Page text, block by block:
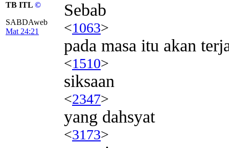
TB ITL ©
SABDAweb
Mat 24:21
Sebab
<1063>
pada masa itu akan
<1510>
siksaan
<2347>
yang dahsyat
<3173>